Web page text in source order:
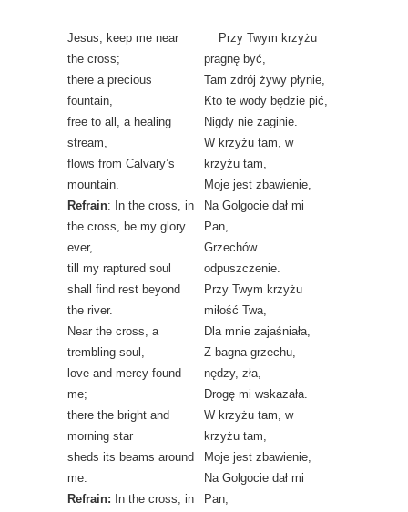
Jesus, keep me near
the cross;
there a precious
fountain,
free to all, a healing
stream,
flows from Calvary’s
mountain.
Refrain: In the cross, in
the cross, be my glory
ever,
till my raptured soul
shall find rest beyond
the river.
Near the cross, a
trembling soul,
love and mercy found
me;
there the bright and
morning star
sheds its beams around
me.
Refrain: In the cross, in
Przy Twym krzyżu
pragnę być,
Tam zdrój żywy płynie,
Kto te wody będzie pić,
Nigdy nie zaginie.
W krzyżu tam, w
krzyżu tam,
Moje jest zbawienie,
Na Golgocie dał mi
Pan,
Grzechów
odpuszczenie.
Przy Twym krzyżu
miłość Twa,
Dla mnie zajaśniała,
Z bagna grzechu,
nędzy, zła,
Drogę mi wskazała.
W krzyżu tam, w
krzyżu tam,
Moje jest zbawienie,
Na Golgocie dał mi
Pan,